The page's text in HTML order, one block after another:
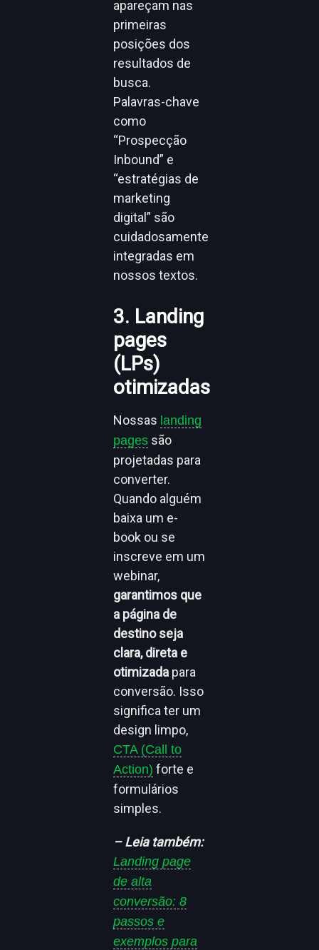
apareçam nas
primeiras
posições dos
resultados de
busca.
Palavras-chave
como
“Prospecção
Inbound” e
“estratégias de
marketing
digital” são
cuidadosamente
integradas em
nossos textos.
3. Landing
pages
(LPs)
otimizadas
Nossas landing
pages são
projetadas para
converter.
Quando alguém
baixa um e-
book ou se
inscreve em um
webinar,
garantimos que
a página de
destino seja
clara, direta e
otimizada para
conversão. Isso
significa ter um
design limpo,
CTA (Call to
Action) forte e
formulários
simples.
– Leia também:
Landing page
de alta
conversão: 8
passos e
exemplos para